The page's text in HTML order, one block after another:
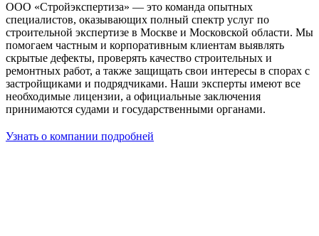
ООО «Стройэкспертиза» — это команда опытных
специалистов, оказывающих полный спектр услуг по
строительной экспертизе в Москве и Московской области. Мы
помогаем частным и корпоративным клиентам выявлять
скрытые дефекты, проверять качество строительных и
ремонтных работ, а также защищать свои интересы в спорах с
застройщиками и подрядчиками. Наши эксперты имеют все
необходимые лицензии, а официальные заключения
принимаются судами и государственными органами.
Узнать о компании подробней